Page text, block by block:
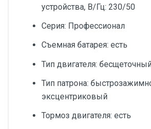
устройства, В/Гц: 230/50
Серия: Профессионал
Съемная батарея: есть
Тип двигателя:
Тип патрона:
эксцентриковый
Тормоз двигателя: есть